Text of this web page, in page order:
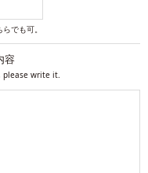
でも可。
容
please write it.